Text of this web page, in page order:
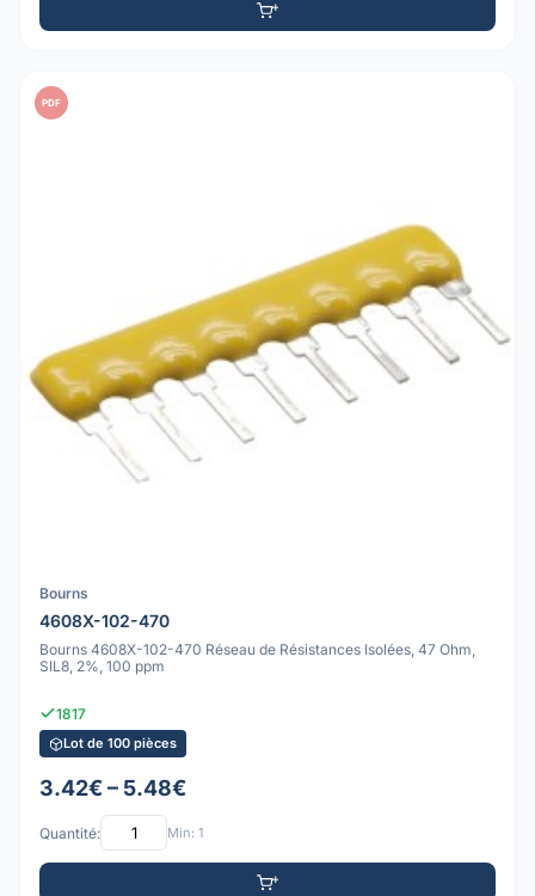
PDF
Bourns
4608X-102-470
Bourns 4608X-102-470 Réseau de Résistances Isolées, 47 Ohm,
SIL8, 2%, 100 ppm
1817
Lot de 100 pièces
3.42€ – 5.48€
Quantité: Min: 1